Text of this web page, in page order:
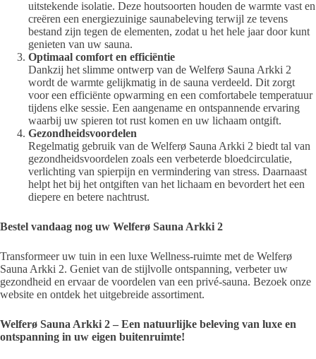
uitstekende isolatie. Deze houtsoorten houden de warmte vast en
creëren een energiezuinige saunabeleving terwijl ze tevens
bestand zijn tegen de elementen, zodat u het hele jaar door kunt
genieten van uw sauna.
Optimaal comfort en efficiëntie
Dankzij het slimme ontwerp van de Welferø Sauna Arkki 2
wordt de warmte gelijkmatig in de sauna verdeeld. Dit zorgt
voor een efficiënte opwarming en een comfortabele temperatuur
tijdens elke sessie. Een aangename en ontspannende ervaring
waarbij uw spieren tot rust komen en uw lichaam ontgift.
Gezondheidsvoordelen
Regelmatig gebruik van de Welferø Sauna Arkki 2 biedt tal van
gezondheidsvoordelen zoals een verbeterde bloedcirculatie,
verlichting van spierpijn en vermindering van stress. Daarnaast
helpt het bij het ontgiften van het lichaam en bevordert het een
diepere en betere nachtrust.
Bestel vandaag nog uw Welferø Sauna Arkki 2
Transformeer uw tuin in een luxe Wellness-ruimte met de Welferø
Sauna Arkki 2. Geniet van de stijlvolle ontspanning, verbeter uw
gezondheid en ervaar de voordelen van een privé-sauna. Bezoek onze
website en ontdek het uitgebreide assortiment.
Welferø Sauna Arkki 2 – Een natuurlijke beleving van luxe en
ontspanning in uw eigen buitenruimte!